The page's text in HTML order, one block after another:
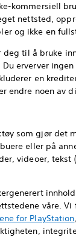
kommersiell
nettsted,
og ikke en
til å bruke
erverver
en
endre noen av
som gjør
eller på
videoer,
våre.
for PlayStation